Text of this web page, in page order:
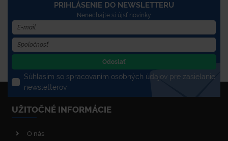
PRIHLÁSENIE DO NEWSLETTERU
Nenechajte si újsť novinky
Odoslať
Súhlasím so spracovaním osobných údajov pre zasielanie
newsletterov
UŽITOČNÉ INFORMÁCIE
O nás